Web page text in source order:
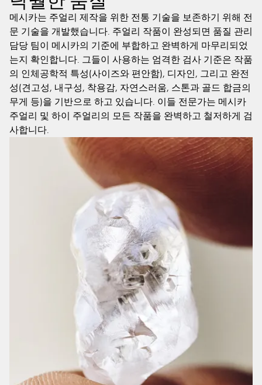
메시카는 주얼리 제작을 위한 전통 기술을 보존하기 위해 전
문 기술을 개발했습니다. 주얼리 작품이 완성되면 품질 관리
담당 팀이 메시카의 기준에 부합하고 완벽하게 마무리되었
는지 확인합니다. 그들이 사용하는 엄격한 검사 기준은 작품
의 인체공학적 특성(사이즈와 편안함), 디자인, 그리고 완전
성(견고성, 내구성, 착용감, 자연스러움, 스톤과 골드 합금의
무게 등)을 기반으로 하고 있습니다. 이들 전문가는 메시카
주얼리 및 하이 주얼리의 모든 작품을 완벽하고 철저하게 검
사합니다.